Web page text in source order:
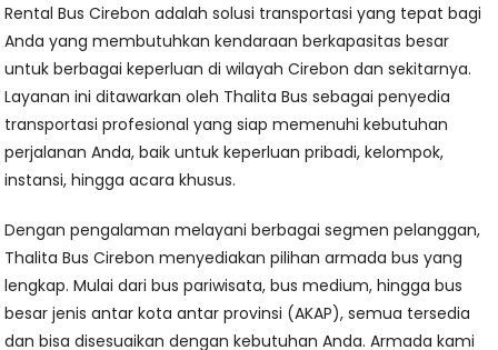
Rental Bus Cirebon adalah solusi transportasi yang tepat bagi
Anda yang membutuhkan kendaraan berkapasitas besar
untuk berbagai keperluan di wilayah Cirebon dan sekitarnya.
Layanan ini ditawarkan oleh Thalita Bus sebagai penyedia
transportasi profesional yang siap memenuhi kebutuhan
perjalanan Anda, baik untuk keperluan pribadi, kelompok,
instansi, hingga acara khusus.
Dengan pengalaman melayani berbagai segmen pelanggan,
Thalita Bus Cirebon menyediakan pilihan armada bus yang
lengkap. Mulai dari bus pariwisata, bus medium, hingga bus
besar jenis antar kota antar provinsi (AKAP), semua tersedia
dan bisa disesuaikan dengan kebutuhan Anda. Armada kami